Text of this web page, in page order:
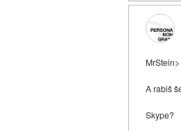
A rabiš
Skype?